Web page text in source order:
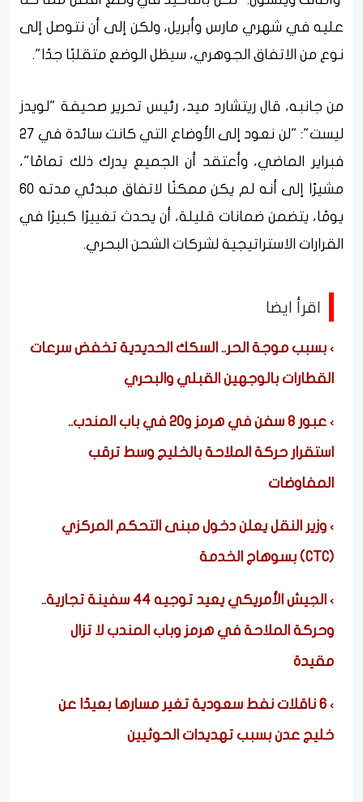
عليه في شهري مارس وأبريل، ولكن إلى أن نتوصل إلى
نوع من الاتفاق الجوهري، سيظل الوضع متقلبًا جدًا".
من جانبه، قال ريتشارد ميد، رئيس تحرير صحيفة "لويدز
ليست": "لن نعود إلى الأوضاع التي كانت سائدة في 27
فبراير الماضي، وأعتقد أن الجميع يدرك ذلك تمامًا"،
مشيرًا إلى أنه لم يكن ممكنًا لاتفاق مبدئي مدته 60
يومًا، يتضمن ضمانات قليلة، أن يحدث تغييرًا كبيرًا في
القرارات الاستراتيجية لشركات الشحن البحري.
اقرأ ايضا
بسبب موجة الحر.. السكك الحديدية تخفض سرعات
القطارات بالوجهين القبلي والبحري
عبور 8 سفن في هرمز و20 في باب المندب..
استقرار حركة الملاحة بالخليج وسط ترقب
المفاوضات
وزير النقل يعلن دخول مبنى التحكم المركزي
(CTC) بسوهاج الخدمة
الجيش الأمريكي يعيد توجيه 44 سفينة تجارية..
وحركة الملاحة في هرمز وباب المندب لا تزال
مقيدة
6 ناقلات نفط سعودية تغير مسارها بعيدًا عن
خليج عدن بسبب تهديدات الحوثيين